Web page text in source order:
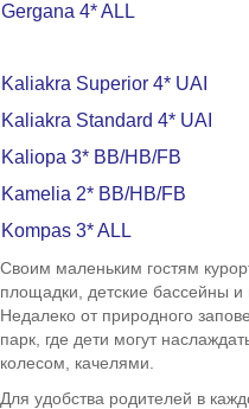
Gergana 4* ALL
Kaliakra Superior 4* UAI
Kaliakra Standard 4* UAI
Kaliopa 3* BB/HB/FB
Kamelia 2* BB/HB/FB
Kompas 3* ALL
Своим маленьким гостям
площадки, детские бассейны и
Недалеко от природного
парк, где дети могут
колесом, качелями.
Для удобства родителей в